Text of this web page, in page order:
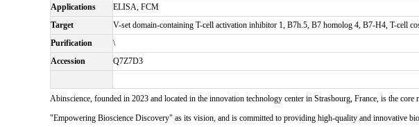
Applications
ELISA, FCM
Target
V-set domain-containing T-cell activation inhibitor 1, B7h.5, B7 homolog 4, B7-H4, T-cell
Purification
\
Accession
Q7Z7D3
Abinscience, founded in 2023 and located in the innovation technology center in Strasbourg, France, is the
"Empowering Bioscience Discovery" as its vision, and is committed to providing high-quality and innovative